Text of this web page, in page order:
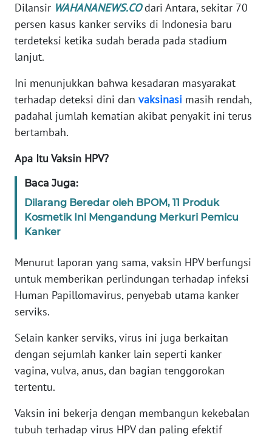
Dilansir WAHANANEWS.COdari Antara, sekitar 70
persen kasus kanker serviks di Indonesia baru
terdeteksi ketika sudah berada pada stadium
lanjut.
Ini menunjukkan bahwa kesadaran masyarakat
terhadap deteksi dini dan vaksinasi masih rendah,
padahal jumlah kematian akibat penyakit ini terus
bertambah.
Apa Itu Vaksin HPV?
Baca Juga:
Dilarang Beredar oleh BPOM, 11 Produk
Kosmetik Ini Mengandung Merkuri Pemicu
Kanker
Menurut laporan yang sama, vaksin HPV berfungsi
untuk memberikan perlindungan terhadap infeksi
Human Papillomavirus, penyebab utama kanker
serviks.
Selain kanker serviks, virus ini juga berkaitan
dengan sejumlah kanker lain seperti kanker
vagina, vulva, anus, dan bagian tenggorokan
tertentu.
Vaksin ini bekerja dengan membangun kekebalan
tubuh terhadap virus HPV dan paling efektif
BANTEN
WN
NTT
KEPRI
WN
WN
PAPUA
BARAT
RIAU
WN
SERAMBI
JAMBI
WN